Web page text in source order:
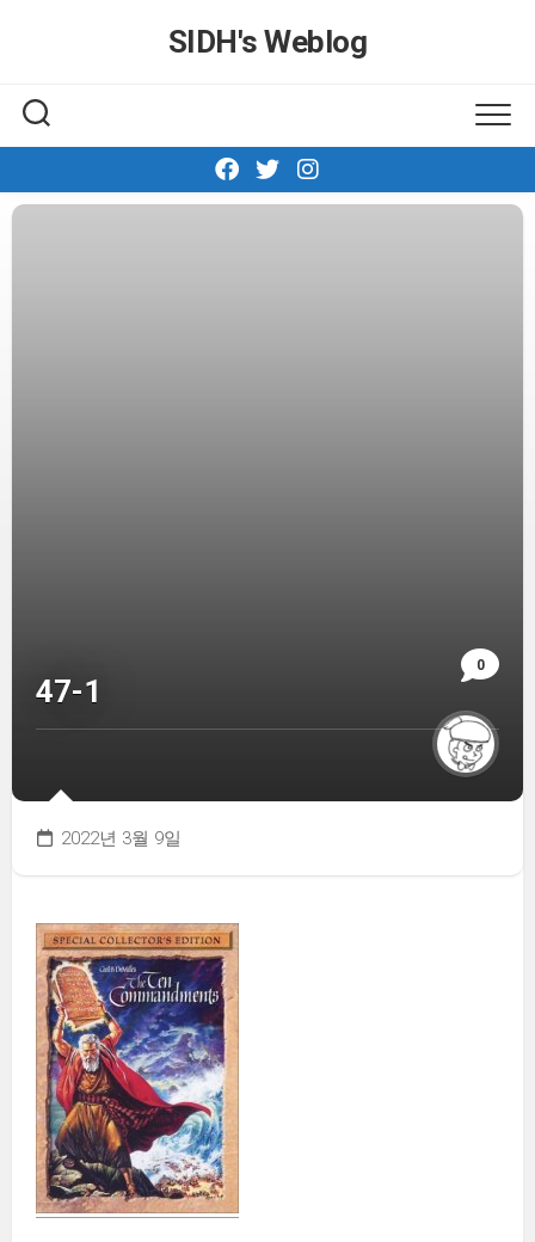
SIDH′s Weblog
0
47-1
2022년 3월 9일